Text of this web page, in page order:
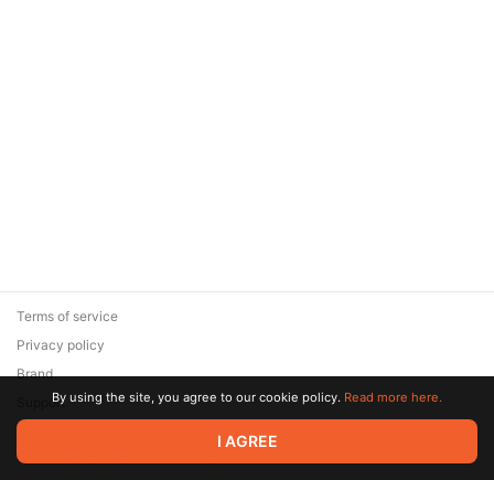
© 2026 Zaya Solutions Limited. All rights reserved. All trademarks
are the property of their respective owners.
Terms of service
Privacy policy
Brand
SupportBy using the site, you agree to our cookie policy. Read more here.
I AGREE